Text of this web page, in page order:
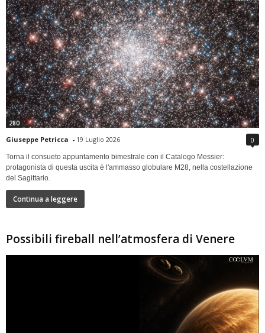
280
Giuseppe Petricca - 19 Luglio 2026 0
Torna il consueto appuntamento bimestrale con il Catalogo Messier:
protagonista di questa uscita è l'ammasso globulare M28, nella costellazione
del Sagittario.
Continua a leggere
Possibili fireball nell’atmosfera di Venere